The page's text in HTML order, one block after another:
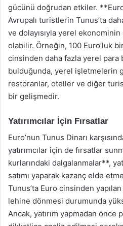
gücünü doğrudan etkiler.
Avrupalı turistlerin Tunus’ta
ve dolayısıyla yerel ekonominin
olabilir. Örneğin, 100 Euro’luk
cinsinden daha fazla yerel para
bulduğunda, yerel işletmelerin
restoranlar, oteller ve diğer
bir gelişmedir.
Yatırımcılar İçin Fırsatlar
Euro’nun Tunus Dinarı
yatırımcılar için de fırsatlar
kurlarındaki dalgalanmalar**,
satımı yaparak kazanç elde
Tunus’ta Euro cinsinden yapılan
lehine dönmesi durumunda
Ancak, yatırım yapmadan önce